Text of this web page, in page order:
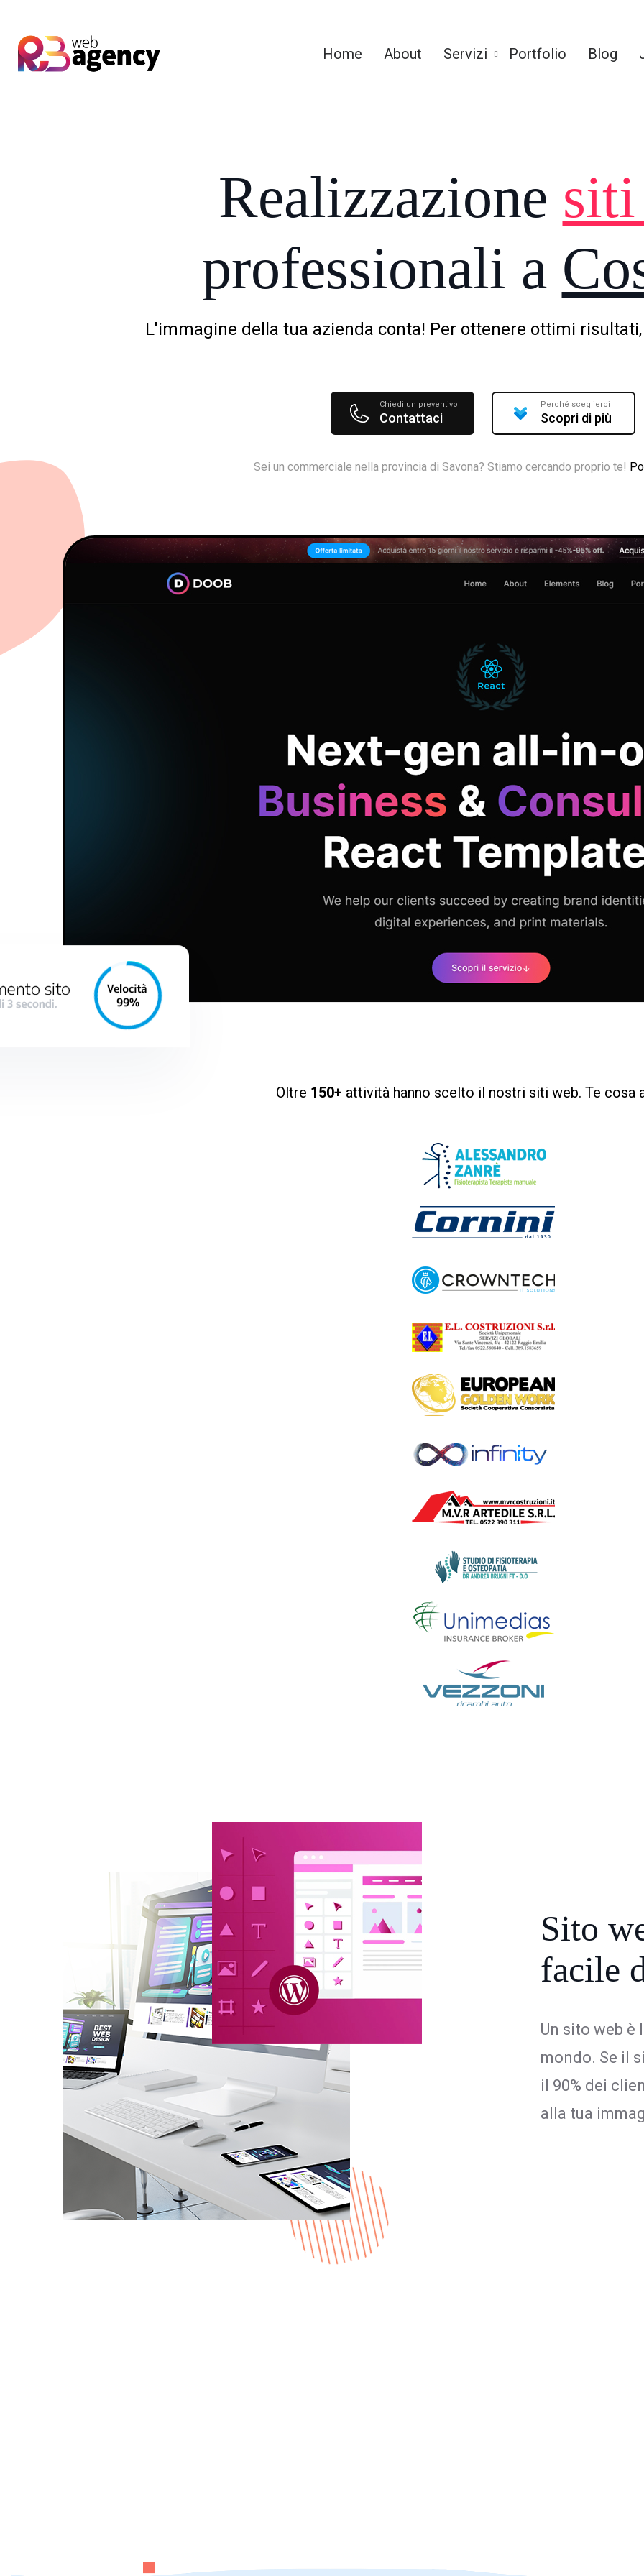
Home About Servizi Portfolio Blog
Realizzazione
professionali a
L'immagine della tua azienda conta! Per ottenere ottimi risultati,
Chiedi un preventivo
Contattaci
Perché sceglierci
Scopri di più
Sei un commerciale nella provincia di Savona? Stiamo cercando proprio te!
Oltre 150+ attività hanno scelto il nostri siti web. Te cosa
Sito
facile
Un sito web
mondo. Se il
il 90% dei
alla tua